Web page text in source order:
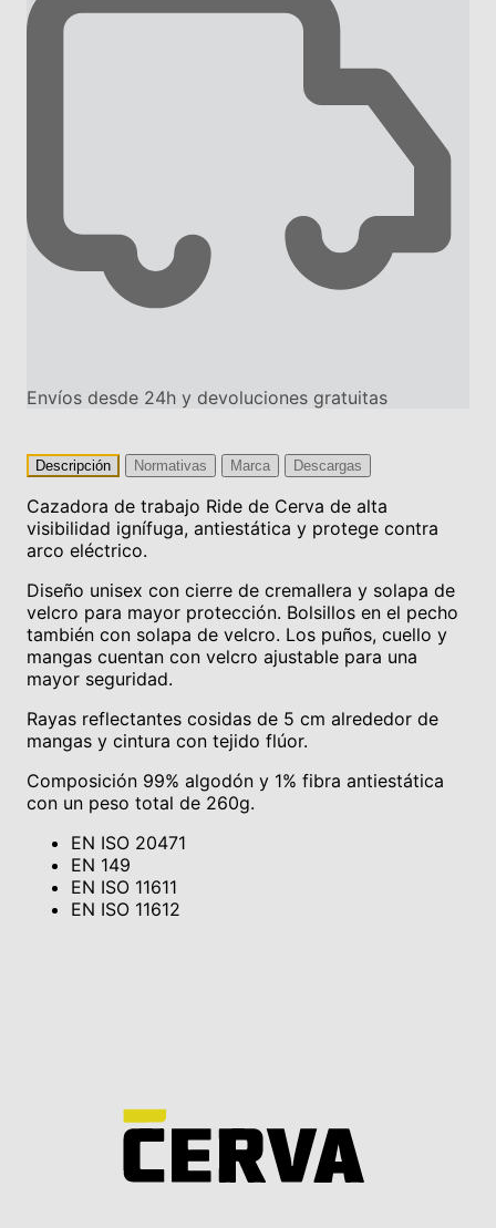
Envíos desde 24h y devoluciones gratuitas
Descripción Normativas Marca Descargas
Cazadora de trabajo Ride de Cerva de alta
visibilidad ignífuga, antiestática y protege contra
arco eléctrico.
Diseño unisex con cierre de cremallera y solapa de
velcro para mayor protección. Bolsillos en el pecho
también con solapa de velcro. Los puños, cuello y
mangas cuentan con velcro ajustable para una
mayor seguridad.
Rayas reflectantes cosidas de 5 cm alrededor de
mangas y cintura con tejido flúor.
Composición 99% algodón y 1% fibra antiestática
con un peso total de 260g.
EN ISO 20471
EN 149
EN ISO 11611
EN ISO 11612